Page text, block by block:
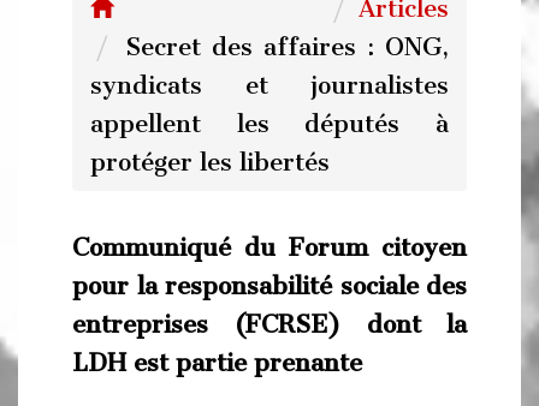
Articles
Secret des affaires : ONG,
syndicats et journalistes
appellent les députés à
protéger les libertés
Communiqué du Forum citoyen
pour la responsabilité sociale des
entreprises (FCRSE) dont la
LDH est partie prenante